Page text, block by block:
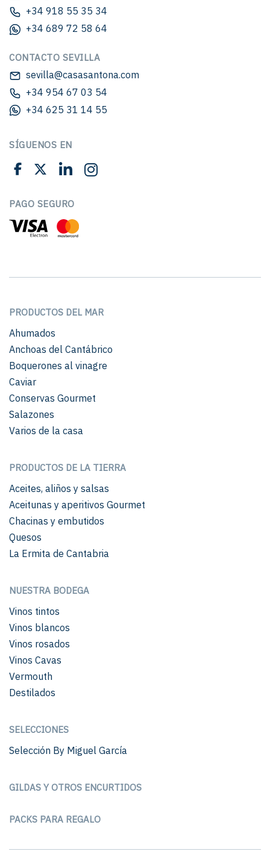
+34 918 55 35 34
+34 689 72 58 64
CONTACTO SEVILLA
sevilla@casasantona.com
+34 954 67 03 54
+34 625 31 14 55
SÍGUENOS EN
PAGO SEGURO
PRODUCTOS DEL MAR
Ahumados
Anchoas del Cantábrico
Boquerones al vinagre
Caviar
Conservas Gourmet
Salazones
Varios de la casa
PRODUCTOS DE LA TIERRA
Aceites, aliños y salsas
Aceitunas y aperitivos Gourmet
Chacinas y embutidos
Quesos
La Ermita de Cantabria
NUESTRA BODEGA
Vinos tintos
Vinos blancos
Vinos rosados
Vinos Cavas
Vermouth
Destilados
SELECCIONES
Selección By Miguel García
GILDAS Y OTROS ENCURTIDOS
PACKS PARA REGALO